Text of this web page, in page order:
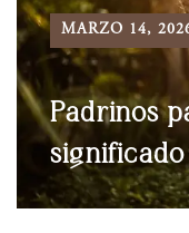
MARZO 14,
Padrinos